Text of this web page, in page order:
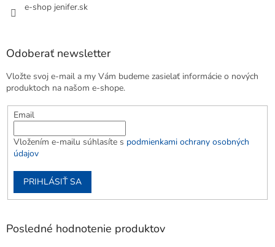
e-shop jenifer.sk
Odoberať newsletter
Vložte svoj e-mail a my Vám budeme zasielať informácie o nových
produktoch na našom e-shope.
Email
Vložením e-mailu súhlasíte s podmienkami ochrany osobných
údajov
PRIHLÁSIŤ SA
Posledné hodnotenie produktov